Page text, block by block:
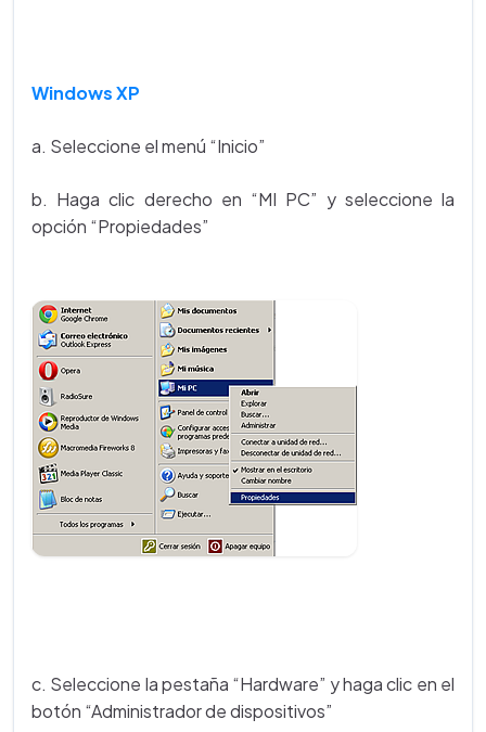
Windows XP
a. Seleccione el menú “Inicio”
b. Haga clic derecho en “MI PC” y seleccione la
opción “Propiedades”
c. Seleccione la pestaña “Hardware” y haga clic en el
botón “Administrador de dispositivos”